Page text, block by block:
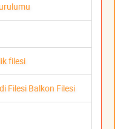
filesi
Filesi Balkon Filesi